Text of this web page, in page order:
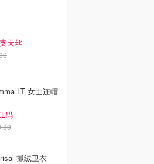
天丝
LT 女士连帽
码
抓绒卫衣